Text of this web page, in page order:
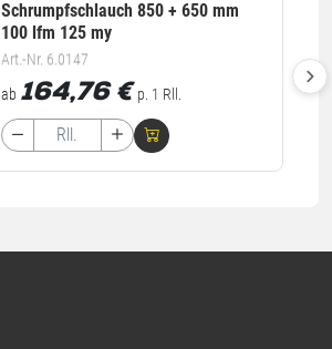
Schrumpfschlauch 850 + 650 mm
100 lfm 125 my
Art.-Nr. 6.0147
ab 164,76 € p. 1 Rll.